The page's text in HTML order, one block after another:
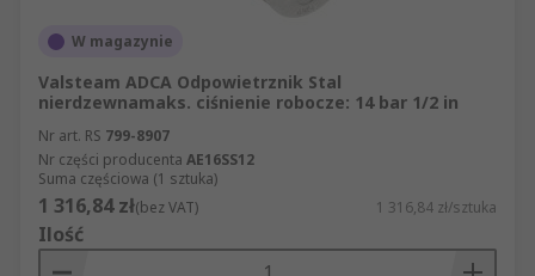
W magazynie
Valsteam ADCA Odpowietrznik Stal
nierdzewnamaks. ciśnienie robocze: 14 bar 1/2 in
Nr art. RS 799-8907
Nr części producenta AE16SS12
Suma częściowa (1 sztuka)
1 316,84 zł(bez VAT) 1 316,84 zł/sztuka
Ilość